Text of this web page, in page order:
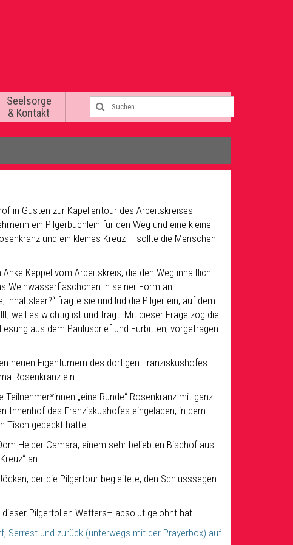
Seelsorge
& Kontakt
in Güsten zur Kapellentour des Arbeitskreises
ein Pilgerbüchlein für den Weg und eine kleine
und ein kleines Kreuz – sollte die Menschen
Keppel vom Arbeitskreis, die den Weg inhaltlich
Weihwasserfläschchen in seiner Form an
fragte sie und lud die Pilger ein, auf dem
weil es wichtig ist und trägt. Mit dieser Frage zog die
aus dem Paulusbrief und Fürbitten, vorgetragen
neuen Eigentümern des dortigen Franziskushofes
Rosenkranz ein.
„eine Runde“ Rosenkranz mit ganz
Innenhof des Franziskushofes eingeladen, in dem
Tisch gedeckt hatte.
Helder Camara, einem sehr beliebten Bischof aus
an.
der die Pilgertour begleitete, den Schlusssegen
Pilgertollen Wetters– absolut gelohnt hat.
Serrest und zurück (unterwegs mit der Prayerbox) auf